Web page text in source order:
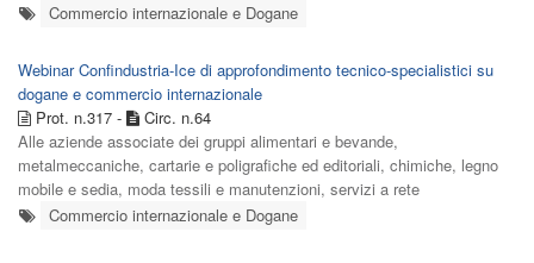
Commercio internazionale e Dogane
Webinar Confindustria-Ice di approfondimento tecnico-specialistici su
dogane e commercio internazionale
Prot. n.317 -
Circ. n.64
Alle aziende associate dei gruppi alimentari e bevande,
metalmeccaniche, cartarie e poligrafiche ed editoriali, chimiche, legno
mobile e sedia, moda tessili e manutenzioni, servizi a rete
Commercio internazionale e Dogane